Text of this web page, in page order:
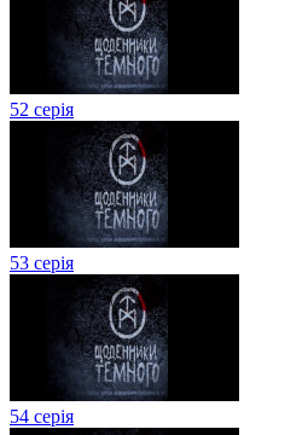
52 серія
53 серія
54 серія